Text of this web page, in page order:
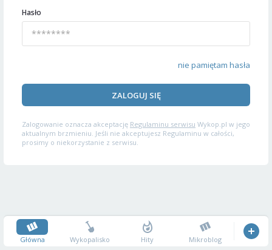
Hasło
nie pamiętam hasła
ZALOGUJ SIĘ
Zalogowanie oznacza akceptację Regulaminu serwisu Wykop.pl w jego
aktualnym brzmieniu. Jeśli nie akceptujesz Regulaminu w całości,
prosimy o niekorzystanie z serwisu.
Główna Wykopalisko Hity Mikroblog